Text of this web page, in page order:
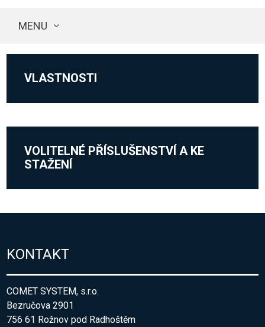
MENU
VLASTNOSTI
VOLITELNÉ PŘÍSLUŠENSTVÍ A KE
STAŽENÍ
KONTAKT
COMET SYSTEM, s.r.o.
Bezručova 2901
756 61 Rožnov pod Radhoštěm